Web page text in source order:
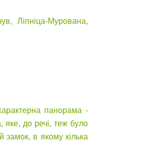
Ліпніца-Мурована,
панорама -
яке, до речі, теж було
в якому кілька